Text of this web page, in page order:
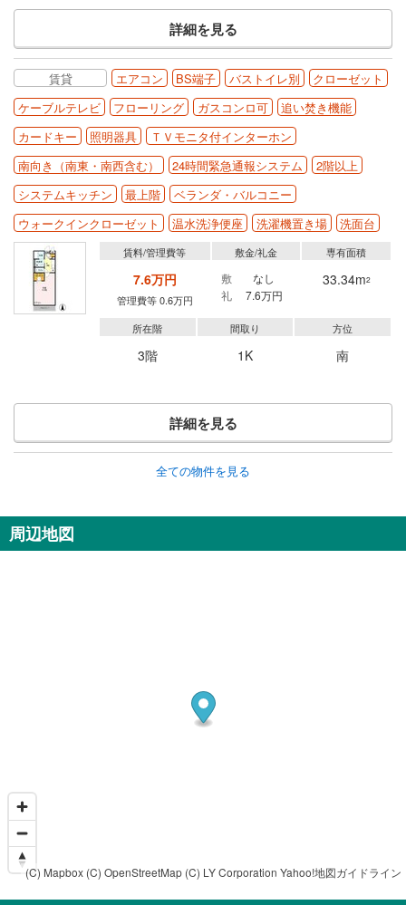
詳細を見る
賃貸 エアコン BS端子 バストイレ別
クローゼット
ケーブルテレビ
フローリング ガスコンロ可
追い焚き機能
カードキー
照明器具
ＴＶモニタ付インターホン
南向き（南東・南西含む）
24時間緊急通報システム
2階以上
システムキッチン
最上階
ベランダ・バルコニー
ウォークインクローゼット
温水洗浄便座 洗濯機置き場 洗面台
賃料/管理費等
7.6万円
管理費等 0.6万円
敷金/礼金
敷
なし
礼
7.6万円
専有面積
33.34m2
所在階
3階
間取り
1K
方位
南
詳細を見る
全ての物件を見る
周辺地図
(C) Mapbox (C) OpenStreetMap (C) LY Corporation Yahoo!地図ガイドライン